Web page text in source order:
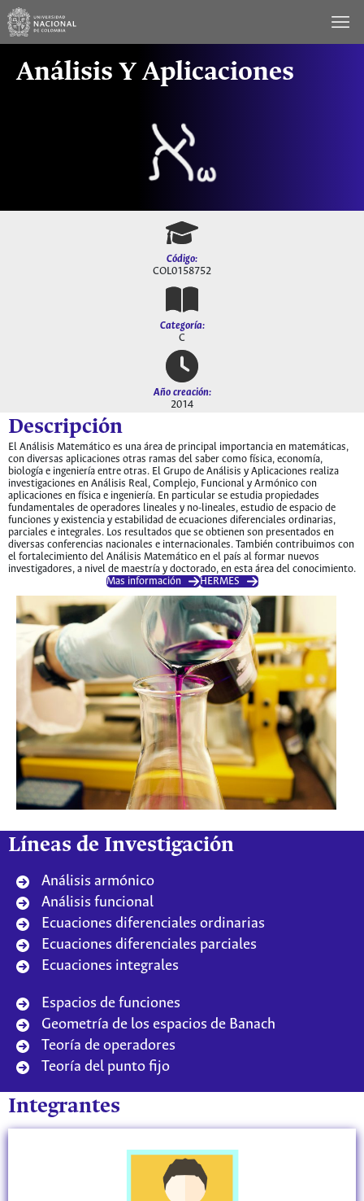
Saltar
contenido
Análisis Y Aplicaciones
Código:
COL0158752
Categoría:
C
Año creación:
2014
Descripción
El Análisis Matemático es una área de principal importancia en matemáticas,
con diversas aplicaciones otras ramas del saber como física, economía,
biología e ingeniería entre otras. El Grupo de Análisis y Aplicaciones realiza
investigaciones en Análisis Real, Complejo, Funcional y Armónico con
aplicaciones en física e ingeniería. En particular se estudia propiedades
fundamentales de operadores lineales y no-lineales, estudio de espacio de
funciones y existencia y estabilidad de ecuaciones diferenciales ordinarias,
parciales e integrales. Los resultados que se obtienen son presentados en
diversas conferencias nacionales e internacionales. También contribuimos con
el fortalecimiento del Análisis Matemático en el país al formar nuevos
investigadores, a nivel de maestría y doctorado, en esta área del conocimiento.
Mas información
HERMES
Líneas de Investigación
Análisis armónico
Análisis funcional
Ecuaciones diferenciales ordinarias
Ecuaciones diferenciales parciales
Ecuaciones integrales
Espacios de funciones
Geometría de los espacios de Banach
Teoría de operadores
Teoría del punto fijo
Integrantes